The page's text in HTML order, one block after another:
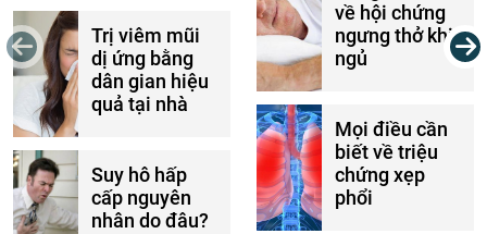
Trị viêm mũi
dị ứng bằng
dân gian hiệu
quả tại nhà
Suy hô hấp
cấp nguyên
nhân do đâu?
về hội chứng
ngưng thở khi
ngủ
Mọi điều cần
biết về triệu
chứng xẹp
phổi